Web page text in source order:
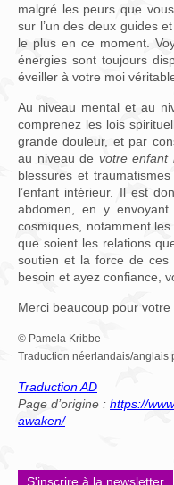
malgré les peurs que
sur l’un des deux guides
le plus en ce moment.
énergies sont toujours
éveiller à votre moi
Au niveau mental et au
comprenez les lois
grande douleur, et par
au niveau de votre enfant
blessures et
l’enfant intérieur. Il est
abdomen, en y
cosmiques, notamment
que soient les relations
soutien et la force de ces
besoin et ayez confiance,
Merci beaucoup pour
© Pamela Kribbe
Traduction néerlandais/anglais
Traduction AD
Page d’origine : https://
awaken/
S'inscrire à la newsletter